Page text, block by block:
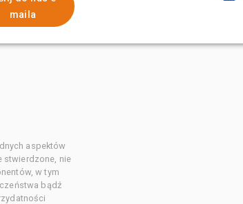
maila
aspektów
stwierdzone, nie
w tym
bądź